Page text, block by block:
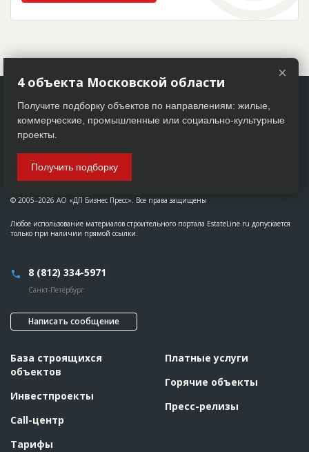
© 2005–2026 АО «ДП Бизнес Пресс». Все права защищены
Любое использование материалов строительного портала EstateLine.ru допускается
только при наличии прямой ссылки.
8 (812) 334-5971
Санкт-Петербург
Написать сообщение
База строящихся
объектов
Инвестпроекты
Call-центр
Тарифы
Платные услуги
Горячие объекты
Пресс-релизы
×
4 объекта Московской области
Получите подборку объектов по направлениям: жилые,
коммерческие, промышленные или социально-культурные
проекты.
Получить подборку